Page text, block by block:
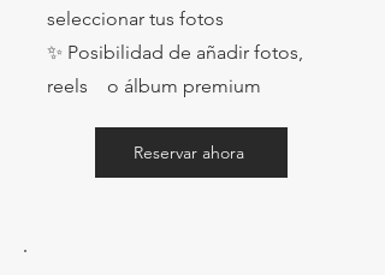
seleccionar tus fotos
✨ Posibilidad de añadir fotos,
reels o álbum premium
Reservar ahora